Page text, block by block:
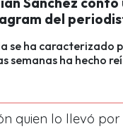
del
se ha caracterizado
semanas ha hecho
quien lo llevó